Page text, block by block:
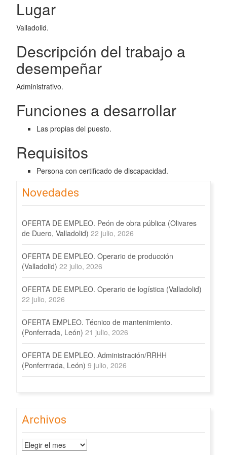
Lugar
Valladolid.
Descripción del trabajo a
desempeñar
Administrativo.
Funciones a desarrollar
Las propias del puesto.
Requisitos
Persona con certificado de discapacidad.
Novedades
OFERTA DE EMPLEO. Peón de obra pública (Olivares
de Duero, Valladolid) 22 julio, 2026
OFERTA DE EMPLEO. Operario de producción
(Valladolid) 22 julio, 2026
OFERTA DE EMPLEO. Operario de logística (Valladolid)
22 julio, 2026
OFERTA EMPLEO. Técnico de mantenimiento.
(Ponferrada, León) 21 julio, 2026
OFERTA DE EMPLEO. Administración/RRHH
(Ponferrrada, León) 9 julio, 2026
Archivos
Archivos